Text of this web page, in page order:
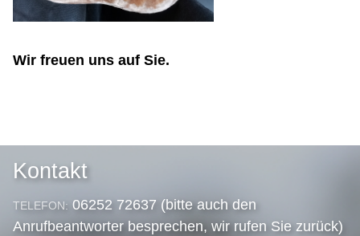
Wir freuen uns auf Sie.
Kontakt
TELEFON: 06252 72637 (bitte auch den
Anrufbeantworter besprechen, wir rufen Sie zurück)